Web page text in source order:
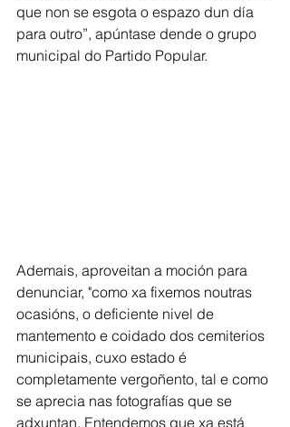
que non se esgota o espazo dun día
para outro”, apúntase dende o grupo
municipal do Partido Popular.
Ademais, aproveitan a moción para
denunciar, "como xa fixemos noutras
ocasións, o deficiente nivel de
mantemento e coidado dos cemiterios
municipais, cuxo estado é
completamente vergoñento, tal e como
se aprecia nas fotografías que se
adxuntan. Entendemos que xa está